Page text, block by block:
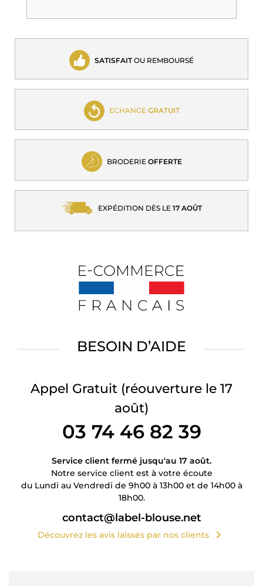
SATISFAITOU REMBOURSÉ
ECHANGE GRATUIT
BRODERIE OFFERTE
EXPÉDITION DÈS LE 17 AOÛT
BESOIN D’AIDE
Appel Gratuit (réouverture le 17
août)
03 74 46 82 39
Service client fermé jusqu'au 17 août.
Notre service client est à votre écoute
du Lundi au Vendredi de 9h00 à 13h00 et de 14h00 à
18h00.
contact@label-blouse.net
Découvrez les avis laissés par nos clients chevron_right